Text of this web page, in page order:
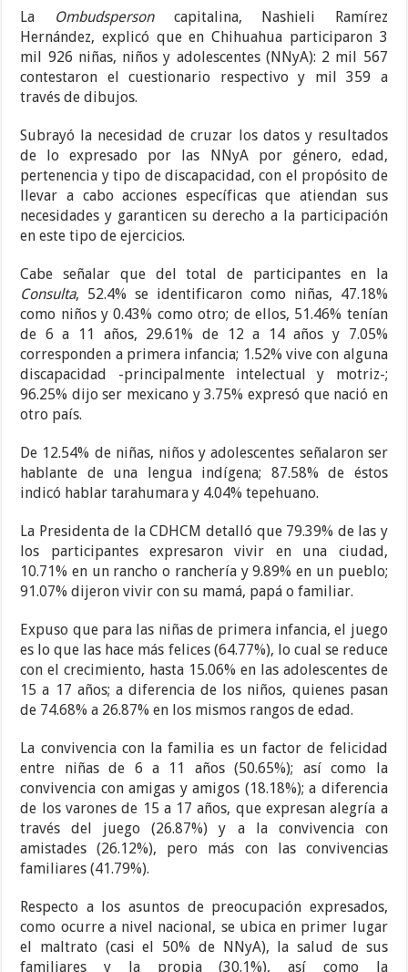
La Ombudspersoncapitalina, Nashieli Ramírez
Hernández, explicó que en Chihuahua participaron 3
mil 926 niñas, niños y adolescentes (NNyA): 2 mil 567
contestaron el cuestionario respectivo y mil 359 a
través de dibujos.
Subrayó la necesidad de cruzar los datos y resultados
de lo expresado por las NNyA por género, edad,
pertenencia y tipo de discapacidad, con el propósito de
llevar a cabo acciones específicas que atiendan sus
necesidades y garanticen su derecho a la participación
en este tipo de ejercicios.
Cabe señalar que del total de participantes en la
Consulta, 52.4% se identificaron como niñas, 47.18%
como niños y 0.43% como otro; de ellos, 51.46% tenían
de 6 a 11 años, 29.61% de 12 a 14 años y 7.05%
corresponden a primera infancia; 1.52% vive con alguna
discapacidad -principalmente intelectual y motriz-;
96.25% dijo ser mexicano y 3.75% expresó que nació en
otro país.
De 12.54% de niñas, niños y adolescentes señalaron ser
hablante de una lengua indígena; 87.58% de éstos
indicó hablar tarahumara y 4.04% tepehuano.
La Presidenta de la CDHCM detalló que 79.39% de las y
los participantes expresaron vivir en una ciudad,
10.71% en un rancho o ranchería y 9.89% en un pueblo;
91.07% dijeron vivir con su mamá, papá o familiar.
Expuso que para las niñas de primera infancia, el juego
es lo que las hace más felices (64.77%), lo cual se reduce
con el crecimiento, hasta 15.06% en las adolescentes de
15 a 17 años; a diferencia de los niños, quienes pasan
de 74.68% a 26.87% en los mismos rangos de edad.
La convivencia con la familia es un factor de felicidad
entre niñas de 6 a 11 años (50.65%); así como la
convivencia con amigas y amigos (18.18%); a diferencia
de los varones de 15 a 17 años, que expresan alegría a
través del juego (26.87%) y a la convivencia con
amistades (26.12%), pero más con las convivencias
familiares (41.79%).
Respecto a los asuntos de preocupación expresados,
como ocurre a nivel nacional, se ubica en primer lugar
el maltrato (casi el 50% de NNyA), la salud de sus
familiares y la propia (30.1%), así como la